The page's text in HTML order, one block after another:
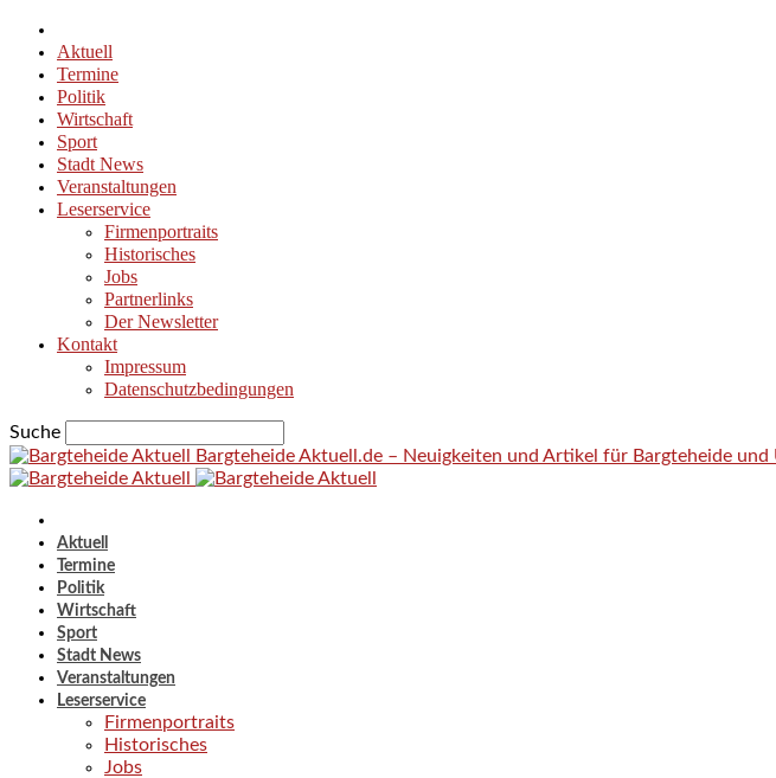
Aktuell
Termine
Politik
Wirtschaft
Sport
Stadt News
Veranstaltungen
Leserservice
Firmenportraits
Historisches
Jobs
Partnerlinks
Der Newsletter
Kontakt
Impressum
Datenschutzbedingungen
Suche
Bargteheide Aktuell.de – Neuigkeiten und Artikel für Bargteheide und
Aktuell
Termine
Politik
Wirtschaft
Sport
Stadt News
Veranstaltungen
Leserservice
Firmenportraits
Historisches
Jobs